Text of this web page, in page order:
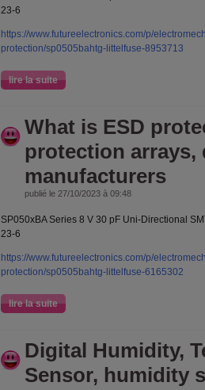
23-6
https://www.futureelectronics.com/p/
protection/sp0505bahtg-littelfuse-8953713
lire la suite
What is ESD
protection arrays,
manufacturers
publié le 27/10/2023 à 09:48
SP050xBA Series 8 V 30 pF Uni-Directional
23-6
https://www.futureelectronics.com/p/
protection/sp0505bahtg-littelfuse-6165302
lire la suite
Digital Humidity,
Sensor, humidity